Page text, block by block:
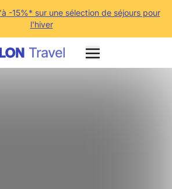
-15%* sur une sélection de séjours pour
l'hiver